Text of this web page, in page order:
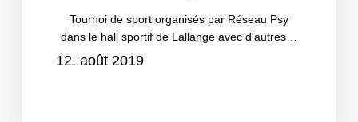
sport
2019
Tournoi de sport organisés par Réseau Psy
dans le hall sportif de Lallange avec d'autres…
12. août 2019